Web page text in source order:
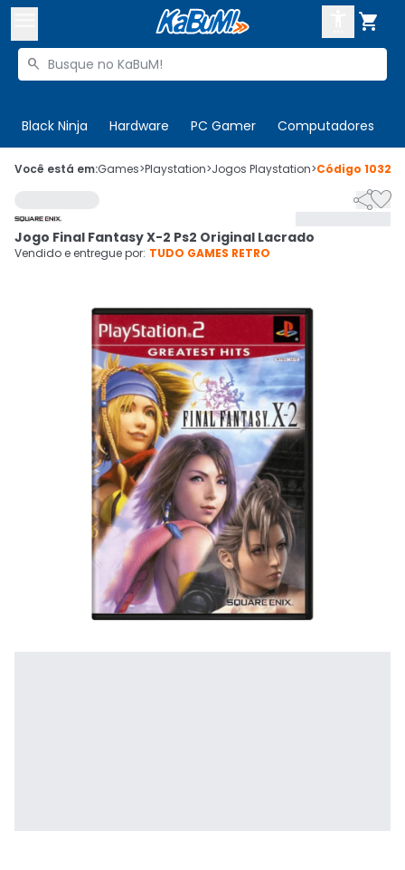

Buscar produtos

Black Ninja Hardware PC Gamer Computadores
 Olá. Acesse sua conta
Cupons
Ativar tradutor em libras
CADASTRE-SE
Você está em:Games>Playstation>Jogos Playstation>Código

Jogo Final Fantasy X-2 Ps2 Original Lacrado
Vendido e entregue por: TUDO GAMES RETRO